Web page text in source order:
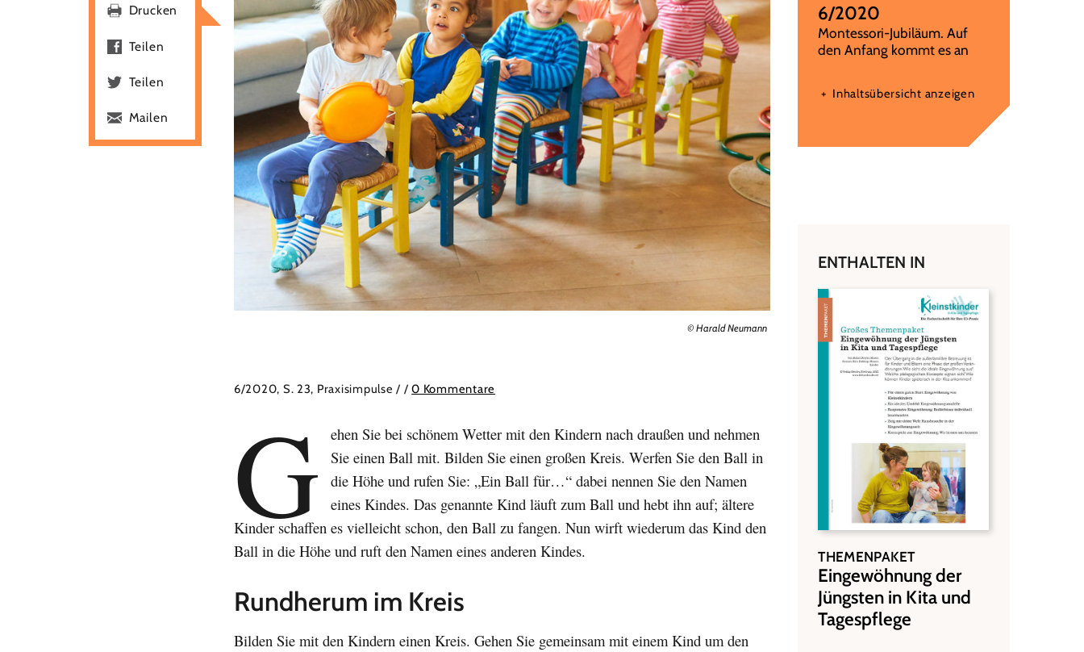
© Harald Neumann
6/2020, S. 23, Praxisimpulse / /0 Kommentare
G
ehen Sie bei schönem Wetter mit den Kindern nach draußen und nehmen
Sie einen Ball mit. Bilden Sie einen großen Kreis. Werfen Sie den Ball in
die Höhe und rufen Sie: „Ein Ball für…“ dabei nennen Sie den Namen
eines Kindes. Das genannte Kind läuft zum Ball und hebt ihn auf; ältere
Kinder schaffen es vielleicht schon, den Ball zu fangen. Nun wirft wiederum das Kind den
Ball in die Höhe und ruft den Namen eines anderen Kindes.
Rundherum im Kreis
Bilden Sie mit den Kindern einen Kreis. Gehen Sie gemeinsam mit einem Kind um den
Drucken
Teilen
Teilen
Mailen
6/2020
:
Montessori-Jubiläum. Auf
den Anfang kommt es an
Inhaltsübersicht anzeigen
ENTHALTEN IN
THEMENPAKET
:
Eingewöhnung der
Jüngsten in Kita und
Tagespflege